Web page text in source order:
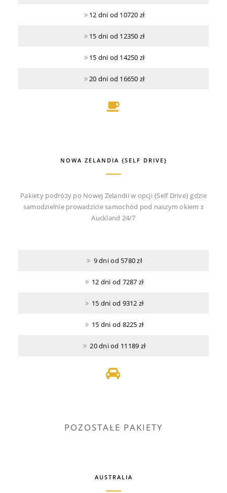
12 dni od 10720 zł
15 dni od 12350 zł
15 dni od 14250 zł
20 dni od 16650 zł
NOWA ZELANDIA {SELF DRIVE}
Pakiety podróży po Nowej Zelandii w opcji {Self Drive} gdzie
samodzielnie prowadzicie samochód pod naszym okiem z
Auckland 24/7
9 dni od 5780 zł
12 dni od 7287 zł
15 dni od 9312 zł
15 dni od 8225 zł
20 dni od 11189 zł
POZOSTAŁE PAKIETY
AUSTRALIA